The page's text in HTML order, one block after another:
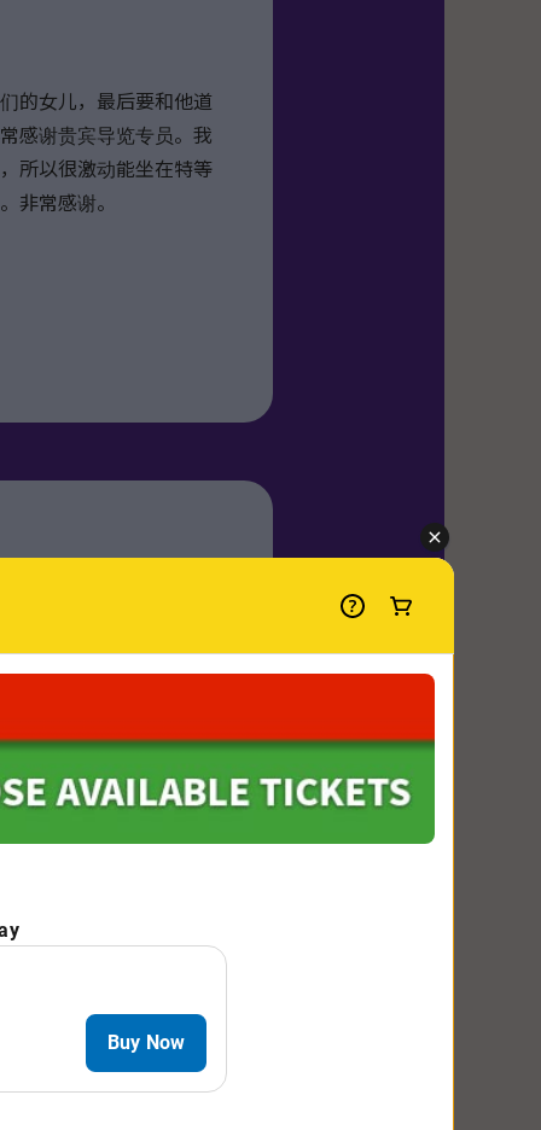
的女儿，最后要和他道
感谢贵宾导览专员。我
所以很激动能坐在特等
非常感谢。
at all times.（礼宾人